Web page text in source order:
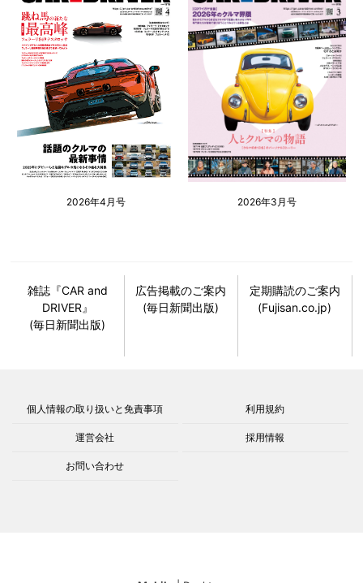
2026年4月号 2026年3月号
雑誌『CAR and
DRIVER』
(毎日新聞出版)
広告掲載のご案内
(毎日新聞出版)
定期購読のご案内
(Fujisan.co.jp)
個人情報の取り扱いと免責事項 利用規約
運営会社 採用情報
お問い合わせ